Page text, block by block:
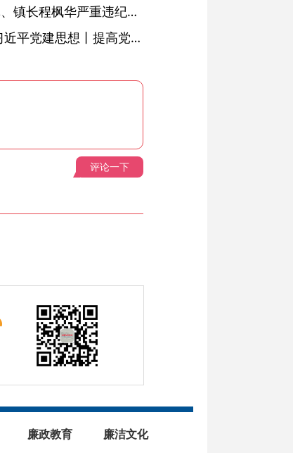
绩溪县长安镇原党委副书记、镇长程枫华严重违纪违法被开除党籍和公职
学习进行时·深入学习贯彻习近平党建思想丨提高党的战斗力的法宝
评论一下
廉政教育 廉洁文化